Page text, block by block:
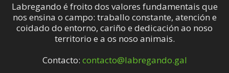
Labregando é froito dos valores fundamentais que
nos ensina o campo: traballo constante, atención e
coidado do entorno, cariño e dedicación ao noso
territorio e a os noso animais.
Contacto: contacto@labregando.gal